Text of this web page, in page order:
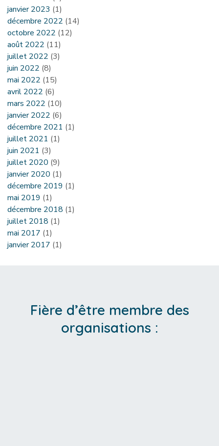
janvier 2023 (1)
décembre 2022 (14)
octobre 2022 (12)
août 2022 (11)
juillet 2022 (3)
juin 2022 (8)
mai 2022 (15)
avril 2022 (6)
mars 2022 (10)
janvier 2022 (6)
décembre 2021 (1)
juillet 2021 (1)
juin 2021 (3)
juillet 2020 (9)
janvier 2020 (1)
décembre 2019 (1)
mai 2019 (1)
décembre 2018 (1)
juillet 2018 (1)
mai 2017 (1)
janvier 2017 (1)
Fière d’être membre des
organisations :